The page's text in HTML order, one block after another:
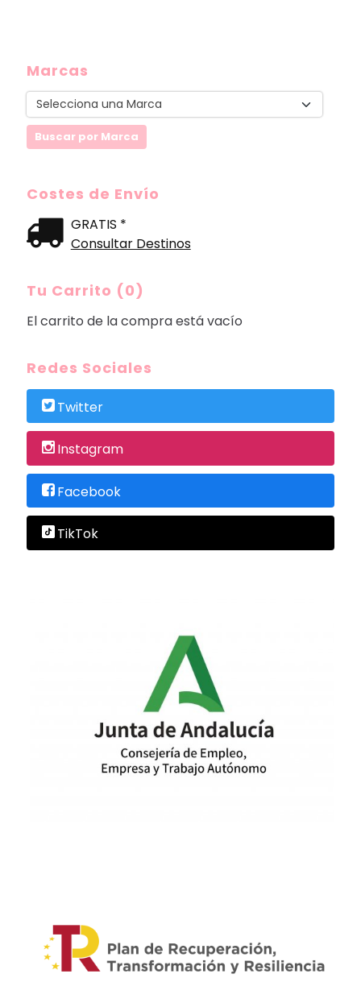
Marcas
Costes de Envío
GRATIS *
Consultar Destinos
Tu Carrito (0)
El carrito de la compra está vacío
Redes Sociales
Twitter
Instagram
Facebook
TikTok